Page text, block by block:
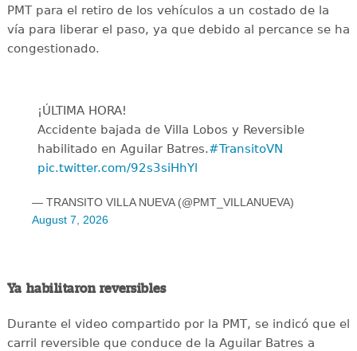
PMT para el retiro de los vehículos a un costado de la
vía para liberar el paso, ya que debido al percance se ha
congestionado.
¡ÚLTIMA HORA!
Accidente bajada de Villa Lobos y Reversible
habilitado en Aguilar Batres.#TransitoVN
pic.twitter.com/92s3siHhYl
— TRANSITO VILLA NUEVA (@PMT_VILLANUEVA)
August 7, 2026
Ya habilitaron reversibles
Durante el video compartido por la PMT, se indicó que el
carril reversible que conduce de la Aguilar Batres a